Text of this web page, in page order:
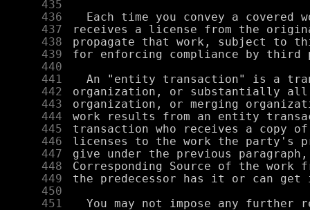
    435
    436
    437
    438
    439
    440
    441
    442
    443
    444
    445
    446
    447
    448
    449
    450
    451